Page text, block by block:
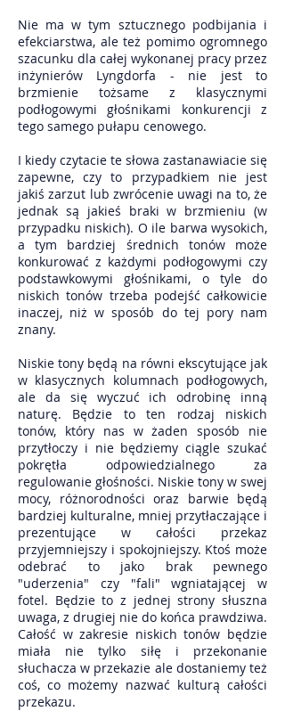
Nie ma w tym sztucznego podbijania i
efekciarstwa, ale też pomimo ogromnego
szacunku dla całej wykonanej pracy przez
inżynierów Lyngdorfa - nie jest to
brzmienie tożsame z klasycznymi
podłogowymi głośnikami konkurencji z
tego samego pułapu cenowego.
I kiedy czytacie te słowa zastanawiacie się
zapewne, czy to przypadkiem nie jest
jakiś zarzut lub zwrócenie uwagi na to, że
jednak są jakieś braki w brzmieniu (w
przypadku niskich). O ile barwa wysokich,
a tym bardziej średnich tonów może
konkurować z każdymi podłogowymi czy
podstawkowymi głośnikami, o tyle do
niskich tonów trzeba podejść całkowicie
inaczej, niż w sposób do tej pory nam
znany.
Niskie tony będą na równi ekscytujące jak
w klasycznych kolumnach podłogowych,
ale da się wyczuć ich odrobinę inną
naturę. Będzie to ten rodzaj niskich
tonów, który nas w żaden sposób nie
przytłoczy i nie będziemy ciągle szukać
pokrętła odpowiedzialnego za
regulowanie głośności. Niskie tony w swej
mocy, różnorodności oraz barwie będą
bardziej kulturalne, mniej przytłaczające i
prezentujące w całości przekaz
przyjemniejszy i spokojniejszy. Ktoś może
odebrać to jako brak pewnego
"uderzenia" czy "fali" wgniatającej w
fotel. Będzie to z jednej strony słuszna
uwaga, z drugiej nie do końca prawdziwa.
Całość w zakresie niskich tonów będzie
miała nie tylko siłę i przekonanie
słuchacza w przekazie ale dostaniemy też
coś, co możemy nazwać kulturą całości
przekazu.